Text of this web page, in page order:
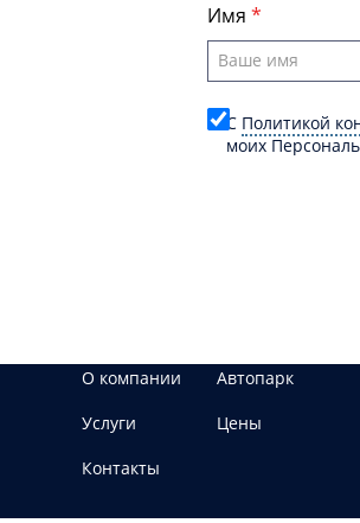
Имя
C Политикой
моих
О компании
Автопарк
Услуги
Цены
Контакты